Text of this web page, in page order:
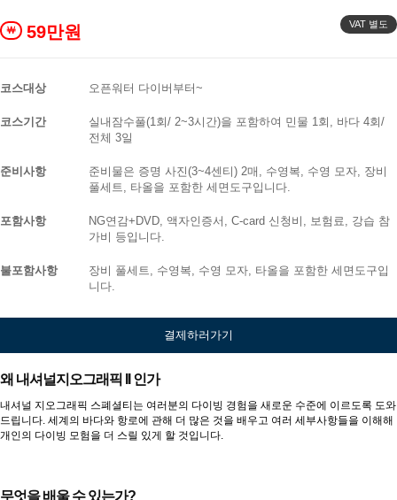
￦ 59만원 VAT 별도
코스대상 오픈워터 다이버부터~
코스기간
실내잠수풀(1회/ 2~3시간)을 포함하여 민물 1회, 바다 4회/
전체 3일
준비사항
준비물은 증명 사진(3~4센티) 2매, 수영복, 수영 모자, 장비
풀세트, 타올을 포함한 세면도구입니다.
포함사항
NG연감+DVD, 액자인증서, C-card 신청비, 보험료, 강습 참
가비 등입니다.
불포함사항
장비 풀세트, 수영복, 수영 모자, 타올을 포함한 세면도구입
니다.
결제하러가기
왜 내셔널지오그래픽 II 인가
내셔널 지오그래픽 스폐셜티는 여러분의 다이빙 경험을 새로운 수준에 이르도록 도와
드립니다. 세계의 바다와 항로에 관해 더 많은 것을 배우고 여러 세부사항들을 이해해
개인의 다이빙 모험을 더 스릴 있게 할 것입니다.
무엇을 배울 수 있는가?